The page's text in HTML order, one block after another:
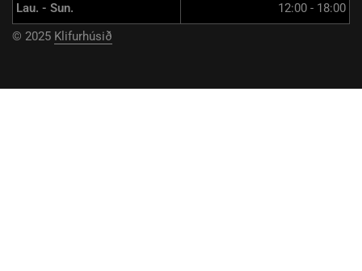
Lau. - Sun.
12:00 - 18:00
© 2025 Klifurhúsið